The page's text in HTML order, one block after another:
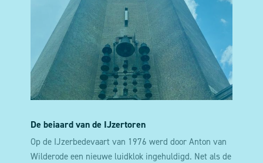
De beiaard van de IJzertoren
Op de IJzerbedevaart van 1976 werd door Anton van
Wilderode een nieuwe luidklok ingehuldigd. Net als de